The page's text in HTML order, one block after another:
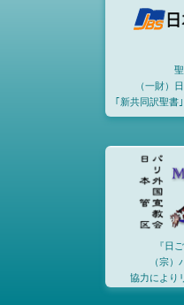
（一財）
｢新共同訳聖書
『日
（宗
協力により